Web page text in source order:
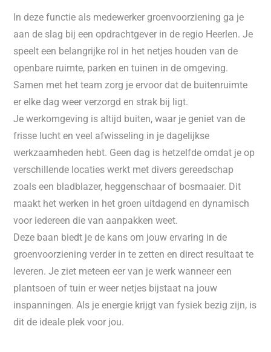
In deze functie als medewerker groenvoorziening ga je
aan de slag bij een opdrachtgever in de regio Heerlen. Je
speelt een belangrijke rol in het netjes houden van de
openbare ruimte, parken en tuinen in de omgeving.
Samen met het team zorg je ervoor dat de buitenruimte
er elke dag weer verzorgd en strak bij ligt.
Je werkomgeving is altijd buiten, waar je geniet van de
frisse lucht en veel afwisseling in je dagelijkse
werkzaamheden hebt. Geen dag is hetzelfde omdat je op
verschillende locaties werkt met divers gereedschap
zoals een bladblazer, heggenschaar of bosmaaier. Dit
maakt het werken in het groen uitdagend en dynamisch
voor iedereen die van aanpakken weet.
Deze baan biedt je de kans om jouw ervaring in de
groenvoorziening verder in te zetten en direct resultaat te
leveren. Je ziet meteen eer van je werk wanneer een
plantsoen of tuin er weer netjes bijstaat na jouw
inspanningen. Als je energie krijgt van fysiek bezig zijn, is
dit de ideale plek voor jou.